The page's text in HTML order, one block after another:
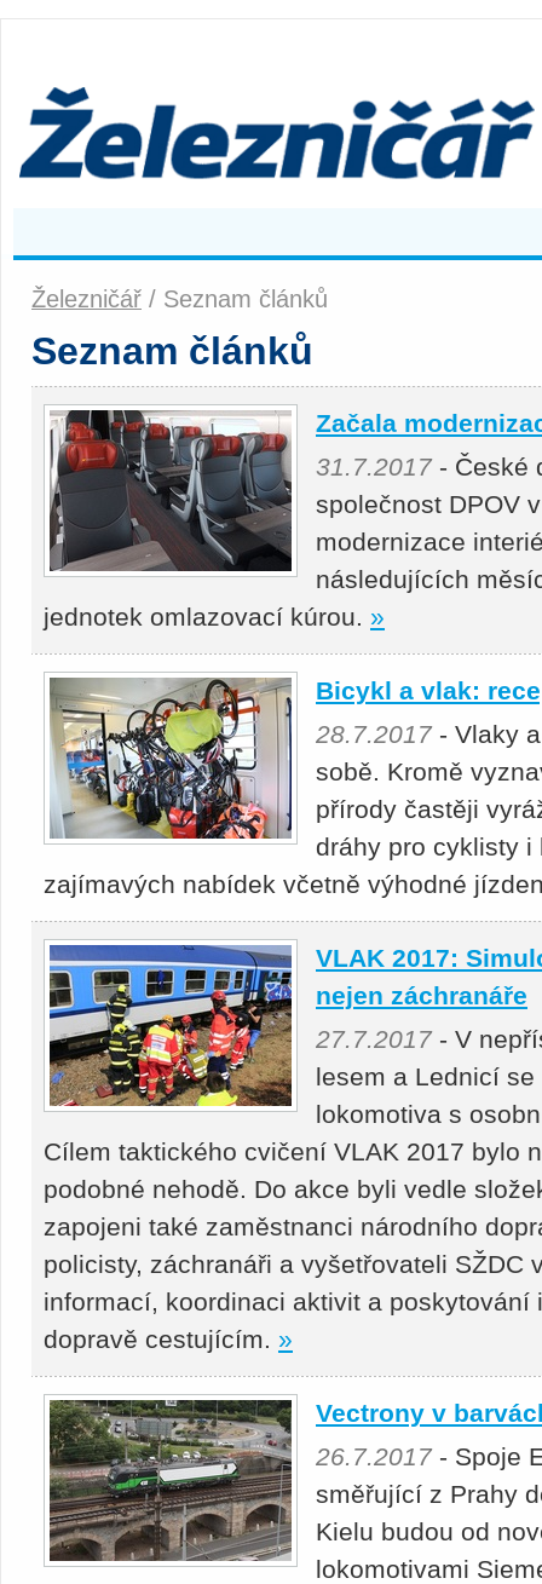
Železničář / Seznam článků
Seznam článků
Začala
31.7.2017- České
společnost DPOV
modernizace
následujících
jednotek omlazovací kúrou. »
Bicykl a vlak:
28.7.2017- Vlaky
sobě. Kromě
přírody častěji
dráhy pro cyklisty i
zajímavých nabídek včetně výhodné
VLAK 2017:
nejen záchranáře
27.7.2017- V
lesem a Lednicí
lokomotiva s
Cílem taktického cvičení VLAK 2017 bylo
podobné nehodě. Do akce byli vedle
zapojeni také zaměstnanci národního
policisty, záchranáři a vyšetřovateli SŽDC
informací, koordinaci aktivit a poskytování
dopravě cestujícím. »
Vectrony v
26.7.2017- Spoje
směřující z Prahy
Kielu budou od
lokomotivami